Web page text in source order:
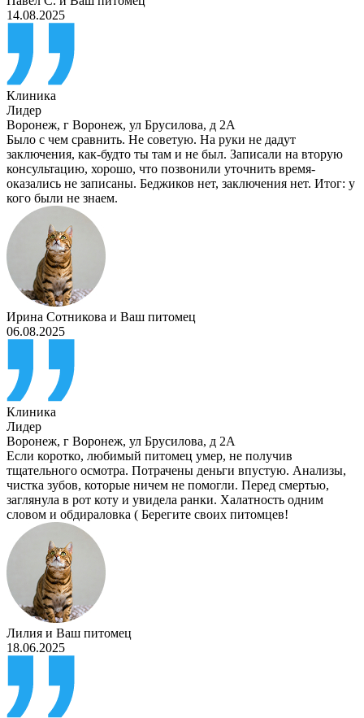
14.08.2025
Клиника
Лидер
Воронеж, г Воронеж, ул Брусилова, д 2А
Было с чем сравнить. Не советую. На руки не дадут
заключения, как-будто ты там и не был. Записали на вторую
консультацию, хорошо, что позвонили уточнить время-
оказались не записаны. Беджиков нет, заключения нет. Итог: у
кого были не знаем.
Ирина Сотникова и Ваш питомец
06.08.2025
Клиника
Лидер
Воронеж, г Воронеж, ул Брусилова, д 2А
Если коротко, любимый питомец умер, не получив
тщательного осмотра. Потрачены деньги впустую. Анализы,
чистка зубов, которые ничем не помогли. Перед смертью,
заглянула в рот коту и увидела ранки. Халатность одним
словом и обдираловка ( Берегите своих питомцев!
Лилия и Ваш питомец
18.06.2025